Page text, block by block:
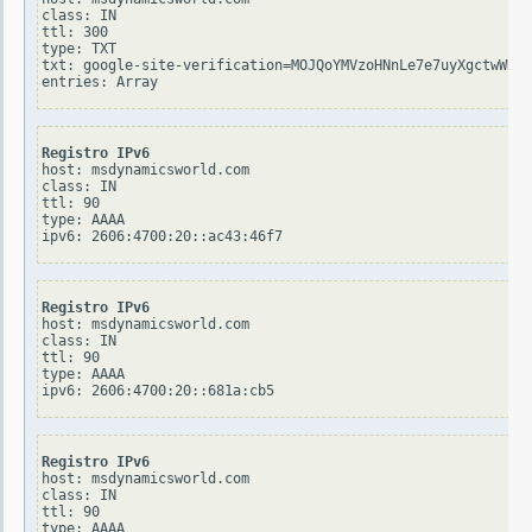
class: IN
ttl: 300
type: TXT
txt: google-site-
Registro IPv6
host: msdynamicsworld.com
class: IN
ttl: 90
type: AAAA
Registro IPv6
host: msdynamicsworld.com
class: IN
ttl: 90
type: AAAA
Registro IPv6
host: msdynamicsworld.com
class: IN
ttl: 90